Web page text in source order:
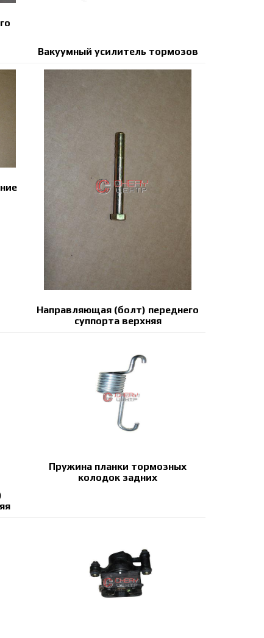
Вакуумный усилитель тормозов
Направляющая (болт) переднего
суппорта верхняя
Пружина планки тормозных
колодок задних